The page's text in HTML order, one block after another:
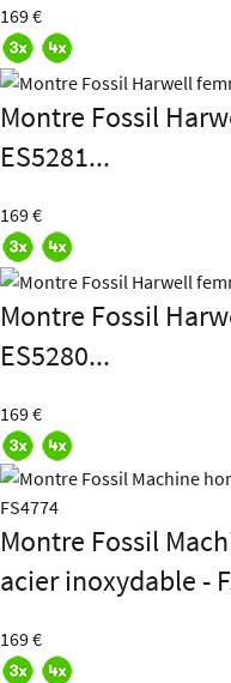
169 €
Montre Fossil
ES5281...
169 €
Montre Fossil
ES5280...
169 €
Montre Fossil
acier inoxydable -
169 €